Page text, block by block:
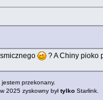
? A Chiny pioko
przekonany.
2025 zyskowny byłtylkoStarlink.